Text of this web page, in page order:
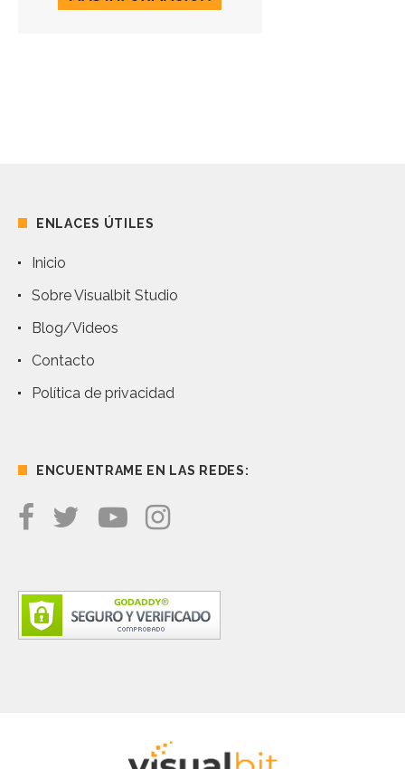
ENLACES ÚTILES
Inicio
Sobre Visualbit Studio
Blog/Videos
Contacto
Política de privacidad
ENCUENTRAME EN LAS REDES: